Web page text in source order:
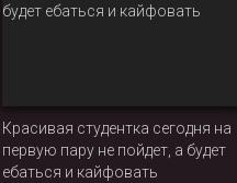
Красивая студентка сегодня на
первую пару не пойдет, а будет
ебаться и кайфовать